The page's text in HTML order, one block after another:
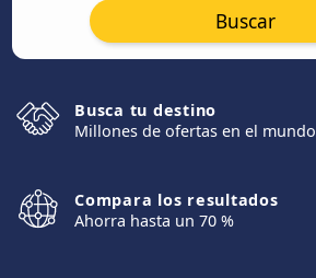
Buscar
Busca tu destino
Millones de ofertas en el mundo
Compara los resultados
Ahorra hasta un 70 %